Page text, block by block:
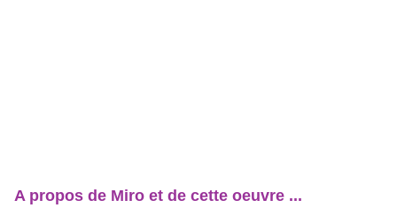
A propos de Miro et de cette oeuvre ...